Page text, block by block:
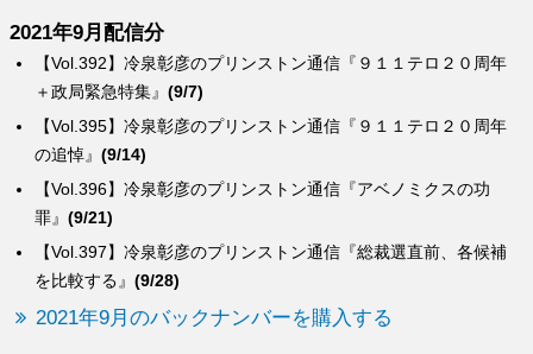
2021年9月配信分
【Vol.397】冷泉彰彦のプリンストン通信『総裁選直前、各候補
を比較する』(9/28)
【Vol.396】冷泉彰彦のプリンストン通信『アベノミクスの功
罪』(9/21)
【Vol.395】冷泉彰彦のプリンストン通信『９１１テロ２０周年
の追悼』(9/14)
【Vol.392】冷泉彰彦のプリンストン通信『９１１テロ２０周年
＋政局緊急特集』(9/7)
2021年9月のバックナンバーを購入する